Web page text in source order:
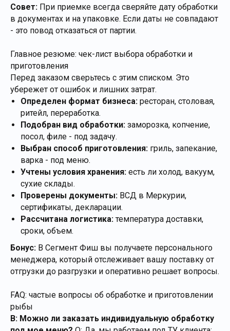
Совет: При приемке всегда сверяйте дату обработки
в документах и на упаковке. Если даты не совпадают
- это повод отказаться от партии.
Главное резюме: чек-лист выбора обработки и
приготовления
Перед заказом сверьтесь с этим списком. Это
убережет от ошибок и лишних затрат.
Определен формат бизнеса: ресторан, столовая,
ритейл, переработка.
Подобран вид обработки: заморозка, копчение,
посол, филе - под задачу.
Выбран способ приготовления: гриль, запекание,
варка - под меню.
Учтены условия хранения: есть ли холод, вакуум,
сухие склады.
Проверены документы: ВСД в Меркурии,
сертификаты, декларации.
Рассчитана логистика: температура доставки,
сроки, объем.
Бонус: В Сегмент Фиш вы получаете персонального
менеджера, который отслеживает вашу поставку от
отгрузки до разгрузки и оперативно решает вопросы.
FAQ: частые вопросы об обработке и приготовлении
рыбы
В: Можно ли заказать индивидуальную обработку